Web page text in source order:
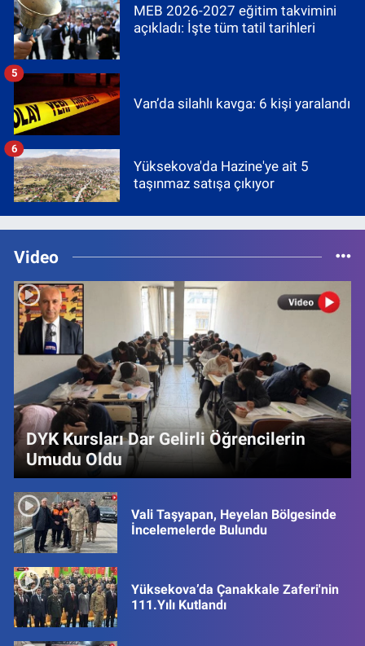
MEB 2026-2027 eğitim takvimini
açıkladı: İşte tüm tatil tarihleri
Van’da silahlı kavga: 6 kişi yaralandı
5
Yüksekova'da Hazine'ye ait 5
taşınmaz satışa çıkıyor
6
Video
DYK Kursları Dar Gelirli Öğrencilerin
Umudu Oldu
Vali Taşyapan, Heyelan Bölgesinde
İncelemelerde Bulundu
Yüksekova’da Çanakkale Zaferi'nin
111.Yılı Kutlandı